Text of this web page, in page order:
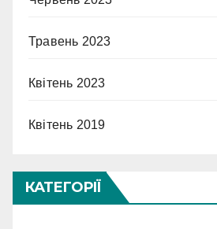
Травень 2023
Квітень 2023
Квітень 2019
КАТЕГОРІЇ